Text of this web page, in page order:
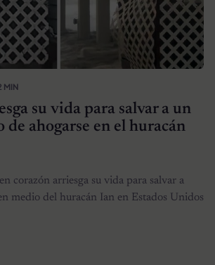
MIN
su vida para salvar a un
de ahogarse en el huracán
corazón arriesga su vida para salvar a
medio del huracán Ian en Estados Unidos